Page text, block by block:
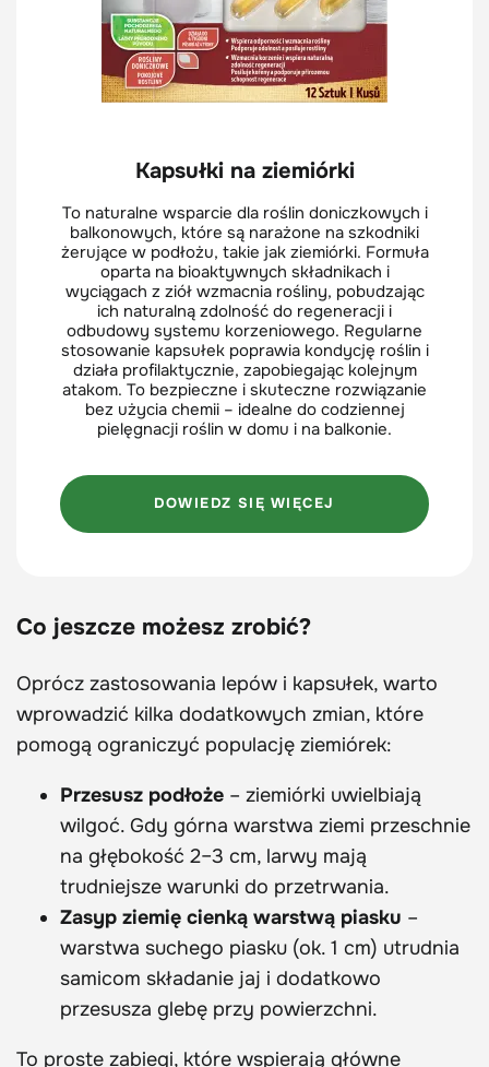
Kapsułki na ziemiórki
To naturalne wsparcie dla roślin doniczkowych i
balkonowych, które są narażone na szkodniki
żerujące w podłożu, takie jak ziemiórki. Formuła
oparta na bioaktywnych składnikach i
wyciągach z ziół wzmacnia rośliny, pobudzając
ich naturalną zdolność do regeneracji i
odbudowy systemu korzeniowego. Regularne
stosowanie kapsułek poprawia kondycję roślin i
działa profilaktycznie, zapobiegając kolejnym
atakom. To bezpieczne i skuteczne rozwiązanie
bez użycia chemii – idealne do codziennej
pielęgnacji roślin w domu i na balkonie.
DOWIEDZ SIĘ WIĘCEJ
Co jeszcze możesz zrobić?
Oprócz zastosowania lepów i kapsułek, warto
wprowadzić kilka dodatkowych zmian, które
pomogą ograniczyć populację ziemiórek:
Przesusz podłoże – ziemiórki uwielbiają
wilgoć. Gdy górna warstwa ziemi przeschnie
na głębokość 2–3 cm, larwy mają
trudniejsze warunki do przetrwania.
Zasyp ziemię cienką warstwą piasku –
warstwa suchego piasku (ok. 1 cm) utrudnia
samicom składanie jaj i dodatkowo
przesusza glebę przy powierzchni.
To proste zabiegi, które wspierają główne